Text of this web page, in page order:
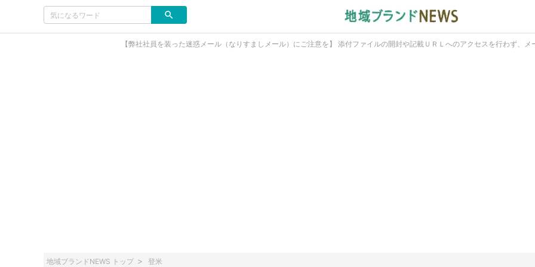
【弊社社員を装った迷惑メール（なりすましメール）にご注意を】 添付ファイルの開封や記載ＵＲＬへのアクセスを行わず、メ
地域ブランドNEWS トップ 登米